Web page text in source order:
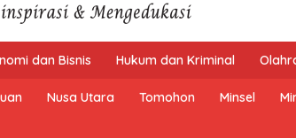
dan Bisnis Hukum dan Kriminal
Nusa Utara Tomohon Minsel